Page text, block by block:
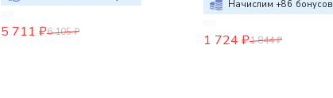
5 711 ₽6 105₽
Начислим +86 бонусов
1 724 ₽1 844₽